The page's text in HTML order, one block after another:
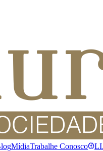
MídiaTrabalhe Conosco